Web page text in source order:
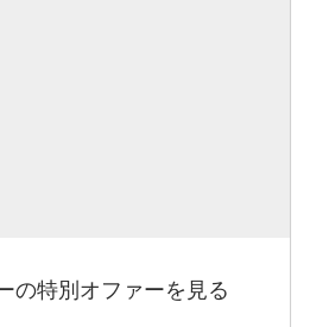
の特別オファーを見る